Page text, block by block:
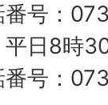
番号：
平日8時
番号：